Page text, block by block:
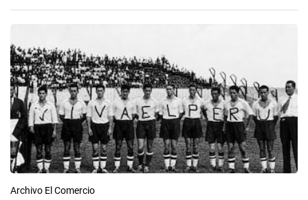
Archivo El Comercio